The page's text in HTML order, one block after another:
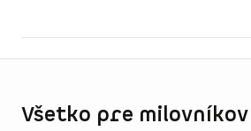
Všetko pre